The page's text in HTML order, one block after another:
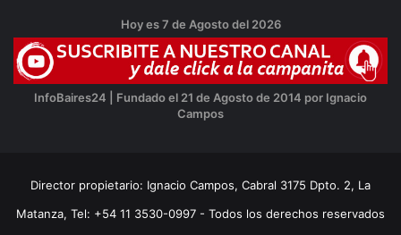
Hoy es 7 de Agosto del 2026
InfoBaires24 | Fundado el 21 de Agosto de 2014 por Ignacio
Campos
Director propietario: Ignacio Campos, Cabral 3175 Dpto. 2, La
Matanza, Tel: +54 11 3530-0997 - Todos los derechos reservados